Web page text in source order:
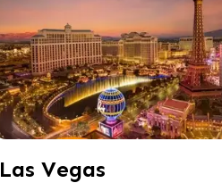
Las Vegas